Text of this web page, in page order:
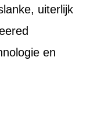
uiterlijk
en